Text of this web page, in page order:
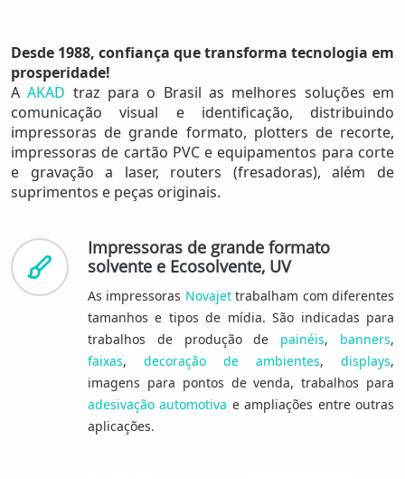
Desde 1988, confiança que transforma tecnologia em
prosperidade!
AAKAD traz para o Brasil as melhores soluções em
comunicação visual e identificação, distribuindo
impressoras de grande formato, plotters de recorte,
impressoras de cartão PVC e equipamentos para corte
e gravação a laser, routers (fresadoras), além de
suprimentos e peças originais.
Impressoras de grande formato
solvente e Ecosolvente, UV
As impressoras Novajettrabalham com diferentes
tamanhos e tipos de mídia. São indicadas para
trabalhos de produção de painéis, banners,
faixas, decoração de ambientes, displays,
imagens para pontos de venda, trabalhos para
adesivação automotiva e ampliações entre outras
aplicações.